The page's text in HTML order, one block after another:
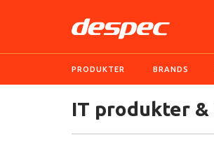
PRODUKTER BRANDS
IT produkter